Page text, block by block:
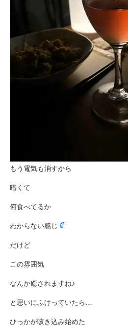
もう電気も消すから
暗くて
何食べてるか
わからない感じ
だけど
この雰囲気
なんか癒されますね♪
と思いにふけっていたら…
ひっかが咳き込み始めた